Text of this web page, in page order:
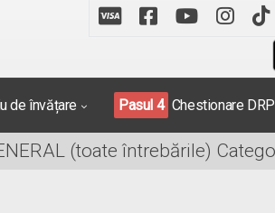
de învățare Pasul 4 Chestionare
(toate întrebările)